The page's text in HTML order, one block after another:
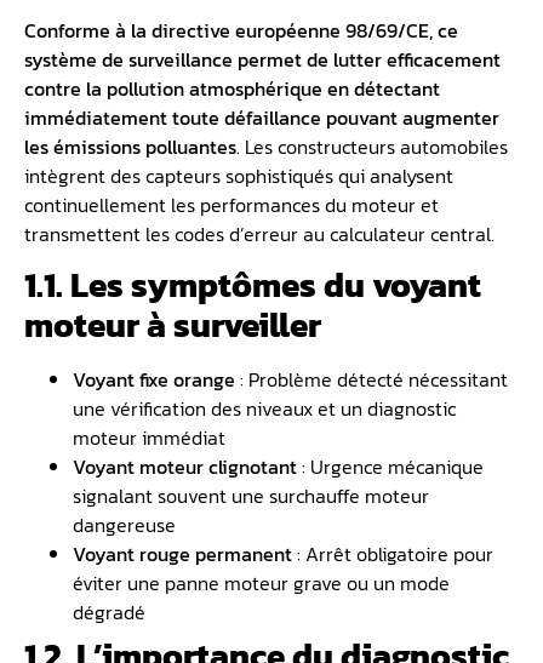
Conforme à la directive européenne 98/69/CE, ce
système de surveillance permet de lutter efficacement
contre la pollution atmosphérique en détectant
immédiatement toute défaillance pouvant augmenter
les émissions polluantes. Les constructeurs automobiles
intègrent des capteurs sophistiqués qui analysent
continuellement les performances du moteur et
transmettent les codes d’erreur au calculateur central.
1.1. Les symptômes du voyant
moteur à surveiller
Voyant fixe orange : Problème détecté nécessitant
une vérification des niveaux et un diagnostic
moteur immédiat
Voyant moteur clignotant: Urgence mécanique
signalant souvent une surchauffe moteur
dangereuse
Voyant rouge permanent: Arrêt obligatoire pour
éviter une panne moteur grave ou un mode
dégradé